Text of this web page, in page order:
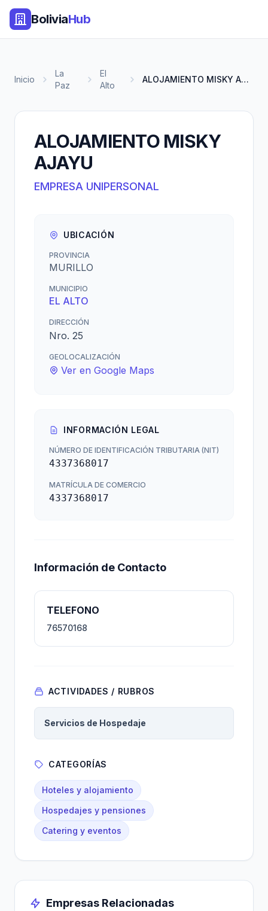
BoliviaHub
Inicio
La
Paz
El
Alto
ALOJAMIENTO MISKY AJAYU
ALOJAMIENTO MISKY
AJAYU
EMPRESA UNIPERSONAL
UBICACIÓN
PROVINCIA
MURILLO
MUNICIPIO
EL ALTO
DIRECCIÓN
Nro. 25
GEOLOCALIZACIÓN
Ver en Google Maps
INFORMACIÓN LEGAL
NÚMERO DE IDENTIFICACIÓN TRIBUTARIA (NIT)
4337368017
MATRÍCULA DE COMERCIO
4337368017
Información de Contacto
TELEFONO
76570168
ACTIVIDADES / RUBROS
Servicios de Hospedaje
CATEGORÍAS
Hoteles y alojamiento
Hospedajes y pensiones
Catering y eventos
Empresas Relacionadas